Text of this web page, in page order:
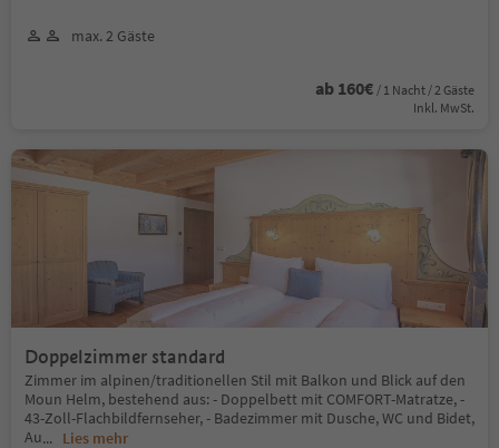
max. 2 Gäste
ab 160€ / 1 Nacht / 2 Gäste
Inkl. MwSt.
Doppelzimmer standard
Zimmer im alpinen/traditionellen Stil mit Balkon und Blick auf den
Moun Helm, bestehend aus: - Doppelbett mit COMFORT-Matratze, -
43-Zoll-Flachbildfernseher, - Badezimmer mit Dusche, WC und Bidet,
Au... Lies mehr